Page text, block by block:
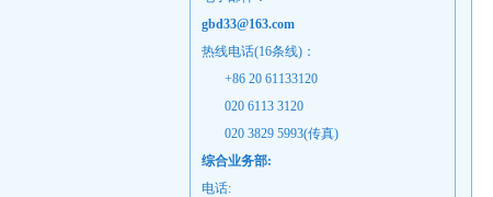
gbd33@163.com
热线电话(16条线)：
+86 20 61133120
020 6113 3120
020 3829 5993(传真)
综合业务部:
电话: